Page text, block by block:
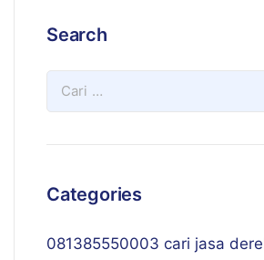
Search
Categories
081385550003 cari jasa